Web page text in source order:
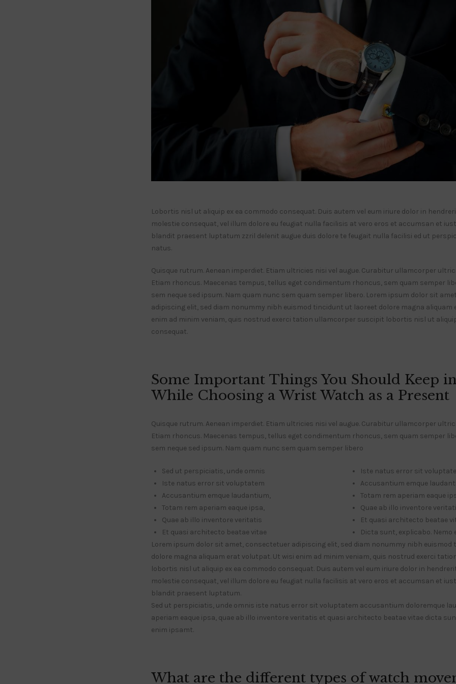
Lobortis nisl ut aliquip ex ea commodo consequat. Duis autem vel eum iriure dolor in
molestie consequat, vel illum dolore eu feugiat nulla facilisis at vero eros et accumsan et
blandit praesent luptatum zzril delenit augue duis dolore te feugait nulla facilisi ed ut
natus.
Quisque rutrum. Aenean imperdiet. Etiam ultricies nisi vel augue. Curabitur ullamcorper
Etiam rhoncus. Maecenas tempus, tellus eget condimentum rhoncus, sem quam semper
sem neque sed ipsum. Nam quam nunc sem quam semper libero. Lorem ipsum dolor sit
adipiscing elit, sed diam nonummy nibh euismod tincidunt ut laoreet dolore magna aliquam
enim ad minim veniam, quis nostrud exerci tation ullamcorper suscipit lobortis nisl ut
consequat.
Some Important Things You Should Keep
While Choosing a Wrist Watch as a Present
Quisque rutrum. Aenean imperdiet. Etiam ultricies nisi vel augue. Curabitur ullamcorper
Etiam rhoncus. Maecenas tempus, tellus eget condimentum rhoncus, sem quam semper
sem neque sed ipsum. Nam quam nunc sem quam semper libero
Sed ut perspiciatis, unde omnis
Iste natus error sit voluptatem
Accusantium emque laudantium,
Totam rem aperiam eaque ipsa,
Quae ab illo inventore veritatis
Et quasi architecto beatae vitae
Iste natus error sit
Accusantium emque
Totam rem aperiam eaque
Quae ab illo inventore
Et quasi architecto beatae
Dicta sunt, explicabo. Nemo
Lorem ipsum dolor sit amet, consectetuer adipiscing elit, sed diam nonummy nibh
dolore magna aliquam erat volutpat. Ut wisi enim ad minim veniam, quis nostrud exerci
lobortis nisl ut aliquip ex ea commodo consequat. Duis autem vel eum iriure dolor in
molestie consequat, vel illum dolore eu feugiat nulla facilisis at vero eros et accumsan et
blandit praesent luptatum.
Sed ut perspiciatis, unde omnis iste natus error sit voluptatem accusantium doloremque
aperiam eaque ipsa, quae ab illo inventore veritatis et quasi architecto beatae vitae dicta
enim ipsamt.
What are the different types of watch